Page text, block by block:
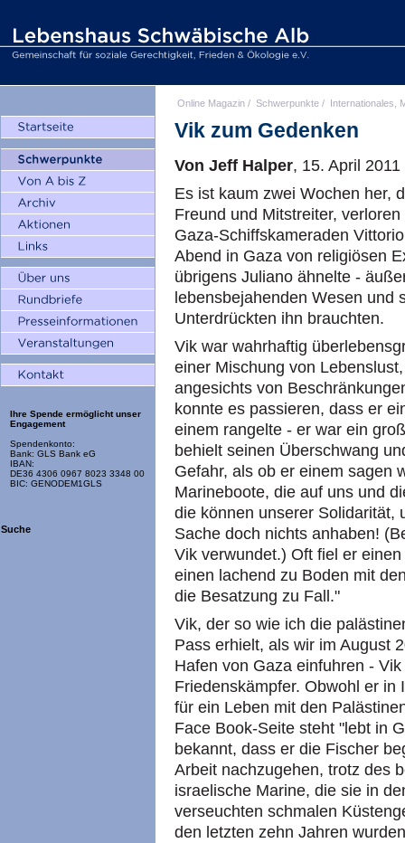
Ihre Spende ermöglicht unser
Engagement
Spendenkonto:
Bank: GLS Bank eG
IBAN:
DE36 4306 0967 8023 3348 00
BIC: GENODEM1GLS
Suche
Online Magazin / Schwerpunkte / Internationales,
Vik zum Gedenken
Von Jeff Halper, 15. April 2011
Es ist kaum zwei Wochen her,
Freund und Mitstreiter,
Gaza-Schiffskameraden
Abend in Gaza von religiösen
übrigens Juliano ähnelte -
lebensbejahenden Wesen und
Unterdrückten ihn brauchten.
Vik war wahrhaftig
einer Mischung von
angesichts von
konnte es passieren, dass er
einem rangelte - er war ein
behielt seinen Überschwang
Gefahr, als ob er einem sagen
Marineboote, die auf uns und
die können unserer Solidarität,
Sache doch nichts anhaben!
Vik verwundet.) Oft fiel er
einen lachend zu Boden mit
die Besatzung zu Fall."
Vik, der so wie ich die
Pass erhielt, als wir im August
Hafen von Gaza einfuhren -
Friedenskämpfer. Obwohl er
für ein Leben mit den
Face Book-Seite steht "lebt in
bekannt, dass er die Fischer
Arbeit nachzugehen, trotz des
israelische Marine, die sie in
verseuchten schmalen
den letzten zehn Jahren